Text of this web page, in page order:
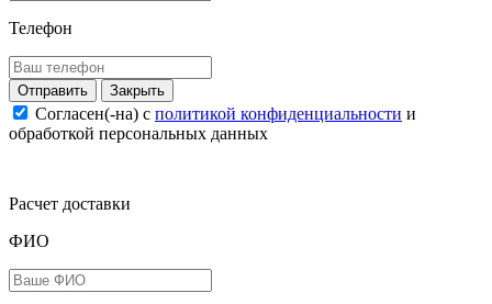
Телефон
Закрыть
Согласен(-на) c политикой конфиденциальности и
обработкой персональных данных
Расчет доставки
ФИО